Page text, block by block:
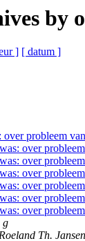
by
] [ datum ]
probleem
over
over
over
over
over
over
g
Th. Jansen